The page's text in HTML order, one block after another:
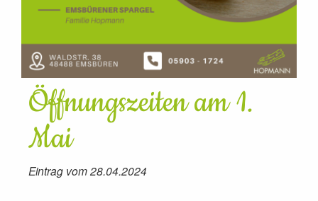
Öffnungszeiten am 1.
Mai
Eintrag vom 28.04.2024